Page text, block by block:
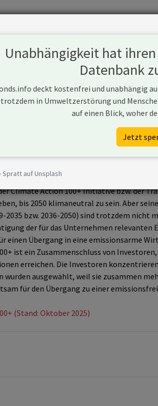
größten Emittenten von Treibhausgasen
Climate Action 100+ Initiative bzw. der
bis 2050 klimaneutral zu sein. Aber
2035 bzw. 2036-2050) sind trotzdem nicht
der für das Unternehmen relevanten
einen Übergang in eine emissionsarme
ist ein Zusammenschluss von
erreichen. Die Investoren
wurden ausgewählt, weil sie zusammen
für den Übergang zu einer
(Stand: Oktober 2025)
Unabhängigkeit hat
Datenbank
deckt kostenfrei und unabhängig
trotzdem in Umweltzerstörung und
auf einen Blick, woher
Jetzt
Spratt auf Unsplash